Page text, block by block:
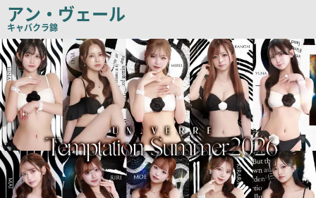
コ
ピ
ー
アン・ヴェール
キャバクラ錦
検
索
結
果
一
覧
用
画
像